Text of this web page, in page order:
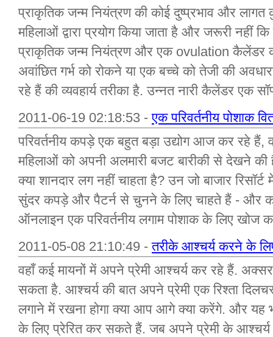
प्राकृतिक जन्म नियंत्रण की कोई दुष्प्रभाव और लागत
महिलाओं द्वारा प्रयोग किया जाता है और जरूरी नहीं
प्राकृतिक जन्म नियंत्रण और एक ovulation कैलेंडर
अवांछित गर्भ को रोकने या एक बच्चे को तेजी की
रहे हैं की व्यवहार्य तरीका है. उन्नत नारी कैलेंडर एक
2011-06-19 02:18:53 -एक परिवर्तनीय पोशाक
परिवर्तनीय कपड़े एक बहुत बड़ा उद्योग आज कर रहे हैं,
महिलाओं को अपनी अलमारी बजट बारीकी से देखने
क्या शानदार लग नहीं चाहता है? उन जो बाजार
सुंदर कपड़े और पैटर्न से चुनने के लिए चाहते हैं - और
ऑनलाइन एक परिवर्तनीय लगाम पोशाक के लिए खोज
2011-05-08 21:10:49 -तरीके आश्चर्य करने के
वहाँ कई मायनों में अपने प्रेमी आश्चर्य कर रहे हैं.
सकता है. आश्चर्य की बात अपने प्रेमी एक रिश्ता
लगाने में रखना होगा क्या आप आगे क्या करेंगे. और यह
के लिए प्रेरित कर सकते हैं. जब अपने प्रेमी के आश्चर्य